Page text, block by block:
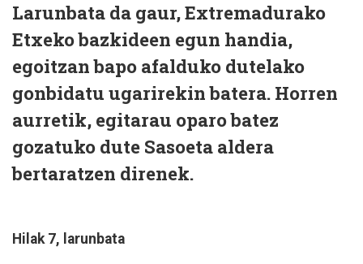
Larunbata da gaur, Extremadurako
Etxeko bazkideen egun handia,
egoitzan bapo afalduko dutelako
gonbidatu ugarirekin batera. Horren
aurretik, egitarau oparo batez
gozatuko dute Sasoeta aldera
bertaratzen direnek.
Hilak 7, larunbata